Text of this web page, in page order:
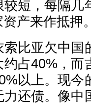
短，每隔几
产来作抵押
索比亚欠中
占40%，而
以上。现今
还债。像中